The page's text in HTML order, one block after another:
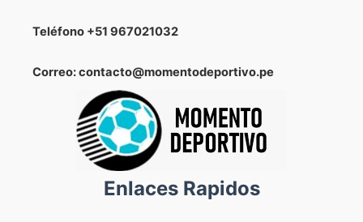
Teléfono +51 967021032
Correo: contacto@momentodeportivo.pe
Enlaces Rapidos